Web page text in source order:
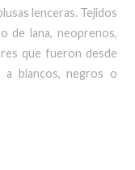
lenceras. Tejidos
de lana, neoprenos,
que fueron desde
a blancos, negros o